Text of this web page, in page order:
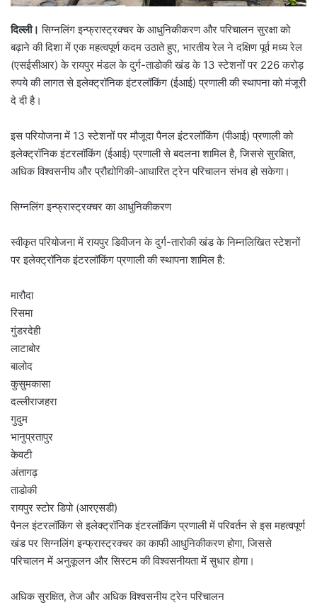
दिल्ली। सिग्नलिंग इन्फ्रास्ट्रक्चर के आधुनिकीकरण और परिचालन सुरक्षा को
बढ़ाने की दिशा में एक महत्वपूर्ण कदम उठाते हुए, भारतीय रेल ने दक्षिण पूर्व मध्य रेल
(एसईसीआर) के रायपुर मंडल के दुर्ग-ताडोकी खंड के 13 स्टेशनों पर 226 करोड़
रुपये की लागत से इलेक्ट्रॉनिक इंटरलॉकिंग (ईआई) प्रणाली की स्थापना को मंजूरी
दे दी है।
इस परियोजना में 13 स्टेशनों पर मौजूदा पैनल इंटरलॉकिंग (पीआई) प्रणाली को
इलेक्ट्रॉनिक इंटरलॉकिंग (ईआई) प्रणाली से बदलना शामिल है, जिससे सुरक्षित,
अधिक विश्वसनीय और प्रौद्योगिकी-आधारित ट्रेन परिचालन संभव हो सकेगा।
सिग्नलिंग इन्फ्रास्ट्रक्चर का आधुनिकीकरण
स्वीकृत परियोजना में रायपुर डिवीजन के दुर्ग-तारोकी खंड के निम्नलिखित स्टेशनों
पर इलेक्ट्रॉनिक इंटरलॉकिंग प्रणाली की स्थापना शामिल है:
मारौदा
रिसमा
गुंडरदेही
लाटाबोर
बालोद
कुसुमकासा
दल्लीराजहरा
गुदुम
भानुप्रतापुर
केवटी
अंतागढ़
ताडोकी
रायपुर स्टोर डिपो (आरएसडी)
पैनल इंटरलॉकिंग से इलेक्ट्रॉनिक इंटरलॉकिंग प्रणाली में परिवर्तन से इस महत्वपूर्ण
खंड पर सिग्नलिंग इन्फ्रास्ट्रक्चर का काफी आधुनिकीकरण होगा, जिससे
परिचालन में अनुकूलन और सिस्टम की विश्वसनीयता में सुधार होगा।
अधिक सुरक्षित, तेज और अधिक विश्वसनीय ट्रेन परिचालन